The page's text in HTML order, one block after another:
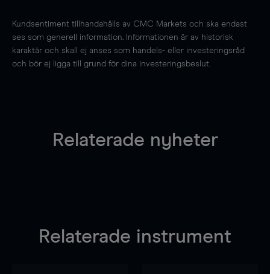
Kundsentiment tillhandahålls av CMC Markets och ska endast
ses som generell information. Informationen är av historisk
karaktär och skall ej anses som handels- eller investeringsråd
och bör ej ligga till grund för dina investeringsbeslut.
Relaterade nyheter
Relaterade instrument